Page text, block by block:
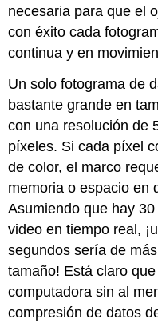
necesaria para que el
con éxito cada
continua y en
Un solo fotograma de
bastante grande en
con una resolución de
píxeles. Si cada píxel
de color, el marco
memoria o espacio en
Asumiendo que hay
video en tiempo real,
segundos sería de
tamaño! Está claro
computadora sin al
compresión de datos